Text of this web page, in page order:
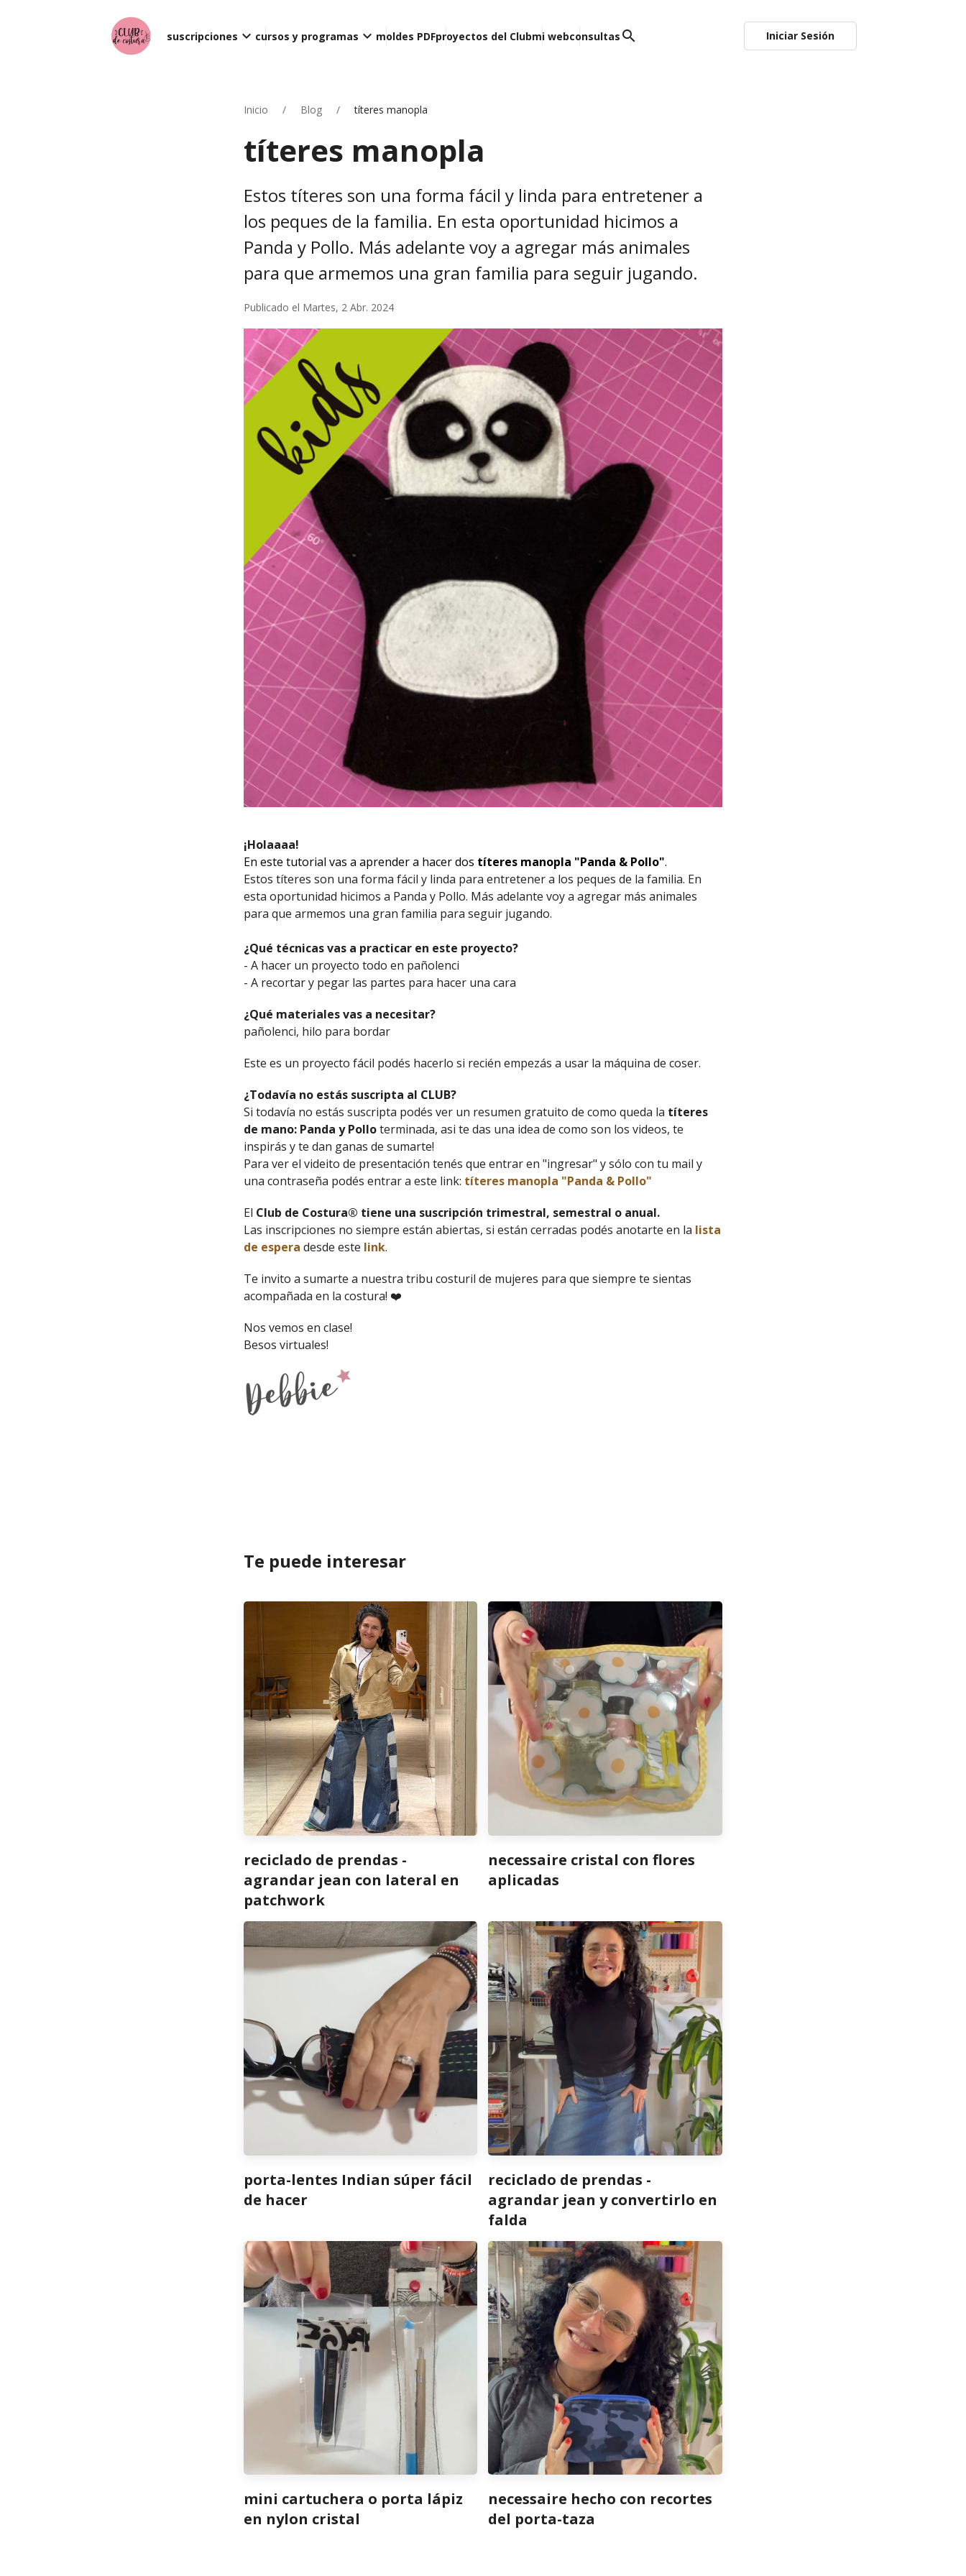
suscripciones keyboard_arrow_down cursos y programas keyboard_arrow_down moldes PDFproyectos del Clubmi webconsultas search Iniciar Sesión
Inicio Blog títeres manopla
títeres manopla
Estos títeres son una forma fácil y linda para entretener a
los peques de la familia. En esta oportunidad hicimos a
Panda y Pollo. Más adelante voy a agregar más animales
para que armemos una gran familia para seguir jugando.
Publicado el Martes, 2 Abr. 2024
¡Holaaaa!
En este tutorial vas a aprender a hacer dos títeres manopla "Panda & Pollo".
Estos títeres son una forma fácil y linda para entretener a los peques de la familia. En
esta oportunidad hicimos a Panda y Pollo. Más adelante voy a agregar más animales
para que armemos una gran familia para seguir jugando.
¿Qué técnicas vas a practicar en este proyecto?
- A hacer un proyecto todo en pañolenci
- A recortar y pegar las partes para hacer una cara
¿Qué materiales vas a necesitar?
pañolenci, hilo para bordar
Este es un proyecto fácil podés hacerlo si recién empezás a usar la máquina de coser.
¿Todavía no estás suscripta al CLUB?
Si todavía no estás suscripta podés ver un resumen gratuito de como queda la títeres
de mano: Panda y Polloterminada, asi te das una idea de como son los videos, te
inspirás y te dan ganas de sumarte!
Para ver el videito de presentación tenés que entrar en "ingresar" y sólo con tu mail y
una contraseña podés entrar a este link: títeres manopla "Panda & Pollo"
El Club de Costura® tiene una suscripción trimestral, semestral o anual.
Las inscripciones no siempre están abiertas, si están cerradas podés anotarte en la lista
de espera desde este link.
Te invito a sumarte a nuestra tribu costuril de mujeres para que siempre te sientas
acompañada en la costura! ❤️
Nos vemos en clase!
Besos virtuales!
Te puede interesar
reciclado de prendas -
agrandar jean con lateral en
patchwork
necessaire cristal con flores
aplicadas
porta-lentes Indian súper fácil
de hacer
reciclado de prendas -
agrandar jean y convertirlo en
falda
mini cartuchera o porta lápiz
en nylon cristal
necessaire hecho con recortes
del porta-taza